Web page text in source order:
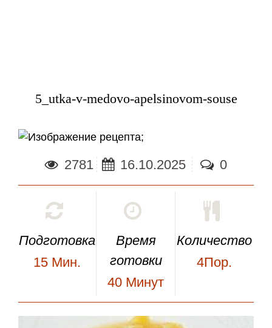
5_utka-v-medovo-apelsinovom-souse
;
2781 16.10.2025 0
Подготовка
15 Мин.
Время
готовки
40 Минут
Количество
4Пор.